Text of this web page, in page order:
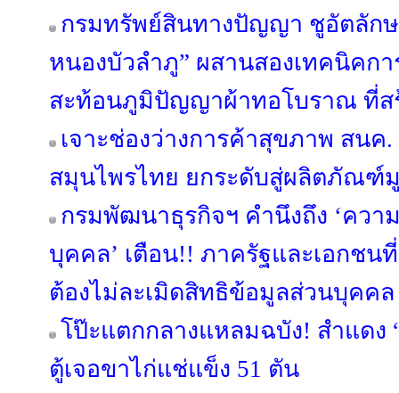
กรมทรัพย์สินทางปัญญา ชูอัตลัก
หนองบัวลำภู” ผสานสองเทคนิคก
สะท้อนภูมิปัญญาผ้าทอโบราณ ที่ส
เจาะช่องว่างการค้าสุขภาพ สน
สมุนไพรไทย ยกระดับสู่ผลิตภัณฑ์
กรมพัฒนาธุรกิจฯ คำนึงถึง ‘คว
บุคคล’ เตือน!! ภาครัฐและเอกชน
ต้องไม่ละเมิดสิทธิข้อมูลส่วนบุคคล
โป๊ะแตกกลางแหลมฉบัง! สำแดง
ตู้เจอขาไก่แช่แข็ง 51 ตัน